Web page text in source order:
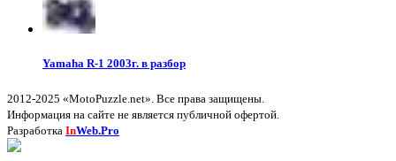
Yamaha R-1 2003г. в разбор
2012-2025 «MotoPuzzle.net». Все права защищены.
Информация на сайте не является публичной офертой.
Разработка InWeb.Pro